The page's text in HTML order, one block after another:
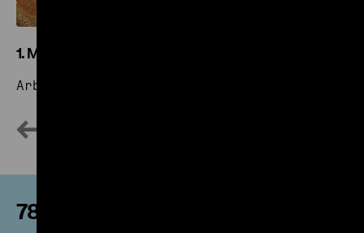
1. Mai
Arbeits-, Kampf- und Feiertag
785.000 digitalisierte Objekte